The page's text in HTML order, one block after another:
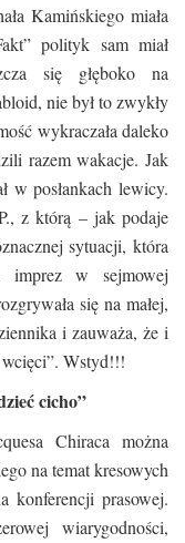
Kamińskiego miała
polityk sam miał
się głęboko na
nie był to zwykły
wykraczała daleko
razem wakacje. Jak
w posłankach lewicy.
z którą – jak podaje
sytuacji, która
imprez w sejmowej
się na małej,
i zauważa, że i
Wstyd!!!
cicho”
Chiraca można
na temat kresowych
konferencji prasowej.
wiarygodności,